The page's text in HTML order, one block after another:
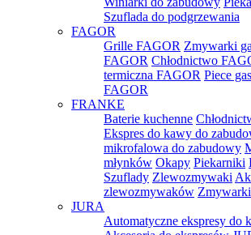
Szuflada do podgrzewania
FAGOR
Grille FAGOR Zmywarki
FAGOR Chłodnictwo
termiczna FAGOR Piece
FAGOR
FRANKE
Baterie kuchenne
Ekspres do kawy do
mikrofalowa do zabudowy
młynków Okapy Piekarniki
Szuflady Zlewozmywaki
zlewozmywaków Zmywarki
JURA
Automatyczne ekspresy do